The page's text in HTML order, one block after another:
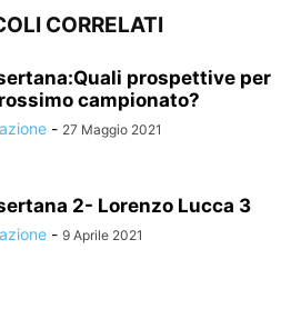
CORRELATI
prospettive per
campionato?
- 27 Maggio 2021
2- Lorenzo Lucca 3
- 9 Aprile 2021